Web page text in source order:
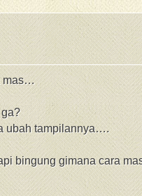
mas…
ubah tampilannya….
bingung gimana cara